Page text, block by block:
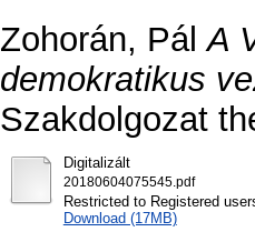
Zohorán, Pál A
demokratikus
Szakdolgozat
Digitalizált
20180604075545.pdf
Restricted to Registered
Download (17MB)